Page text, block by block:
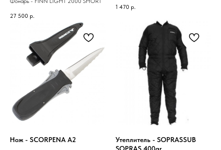
27 500 р.
1 470 р.
Нож - SCORPENA A2
Утеплитель - SOPRASSUB